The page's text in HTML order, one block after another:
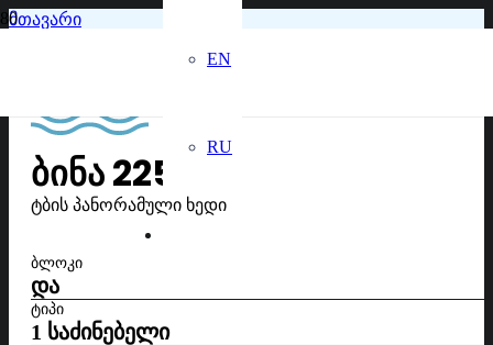
EN
RU
მთავარი
ᲑᲘᲜᲐ225
ტბის პანორამული ხედი
ᲑᲚᲝᲙᲘ
და
ᲢᲘᲞᲘ
1 საძინებელი